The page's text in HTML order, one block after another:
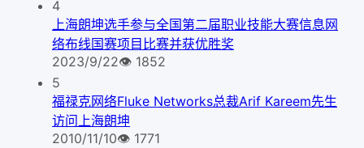
4
上海朗坤选手参与全国第二届职业技能大赛信息网
络布线国赛项目比赛并获优胜奖
2023/9/22👁 1852
5
福禄克网络Fluke Networks总裁Arif Kareem先生
访问上海朗坤
2010/11/10👁 1771